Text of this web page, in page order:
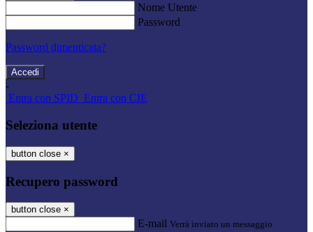
Nome Utente
Password
Password dimenticata?
-
Entra con SPID Entra con CIE
Seleziona utente
button close ×
Recupero password
button close ×
E-mail Verrà inviato un messaggio